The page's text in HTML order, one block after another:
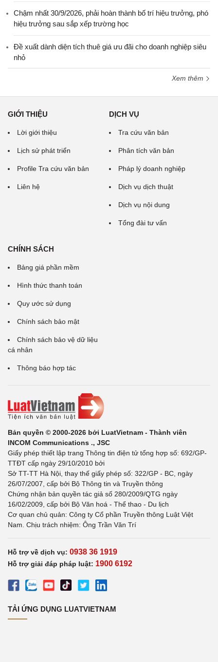
Chậm nhất 30/9/2026, phải hoàn thành bố trí hiệu trưởng, phó
hiệu trưởng sau sắp xếp trường học
Đề xuất dành diện tích thuê giá ưu đãi cho doanh nghiệp siêu
nhỏ
Xem thêm
GIỚI THIỆU
Lời giới thiệu
Lịch sử phát triển
Profile Tra cứu văn bản
Liên hệ
DỊCH VỤ
Tra cứu văn bản
Phân tích văn bản
Pháp lý doanh nghiệp
Dịch vụ dịch thuật
Dịch vụ nội dung
Tổng đài tư vấn
CHÍNH SÁCH
Bảng giá phần mềm
Hình thức thanh toán
Quy ước sử dụng
Chính sách bảo mật
Chính sách bảo vệ dữ liệu
cá nhân
Thông báo hợp tác
Bản quyền © 2000-2026 bởi LuatVietnam - Thành viên
INCOM Communications ., JSC
Giấy phép thiết lập trang Thông tin điện tử tổng hợp số: 692/GP-
TTĐT cấp ngày 29/10/2010 bởi
Sở TT-TT Hà Nội, thay thế giấy phép số: 322/GP - BC, ngày
26/07/2007, cấp bởi Bộ Thông tin và Truyền thông
Chứng nhận bản quyền tác giả số 280/2009/QTG ngày
16/02/2009, cấp bởi Bộ Văn hoá - Thể thao - Du lịch
Cơ quan chủ quản: Công ty Cổ phần Truyền thông Luật Việt
Nam. Chịu trách nhiệm: Ông Trần Văn Trí
Hỗ trợ về dịch vụ: 0938 36 1919
Hỗ trợ giải đáp pháp luật: 1900 6192
TẢI ỨNG DỤNG LUATVIETNAM